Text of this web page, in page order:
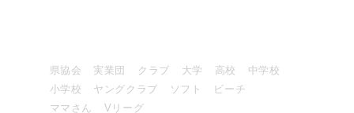
県協会 実業団 クラブ 大学 高校
中学校
小学校
ヤングクラブ ソフト
ビーチ
ママさん
Vリーグ